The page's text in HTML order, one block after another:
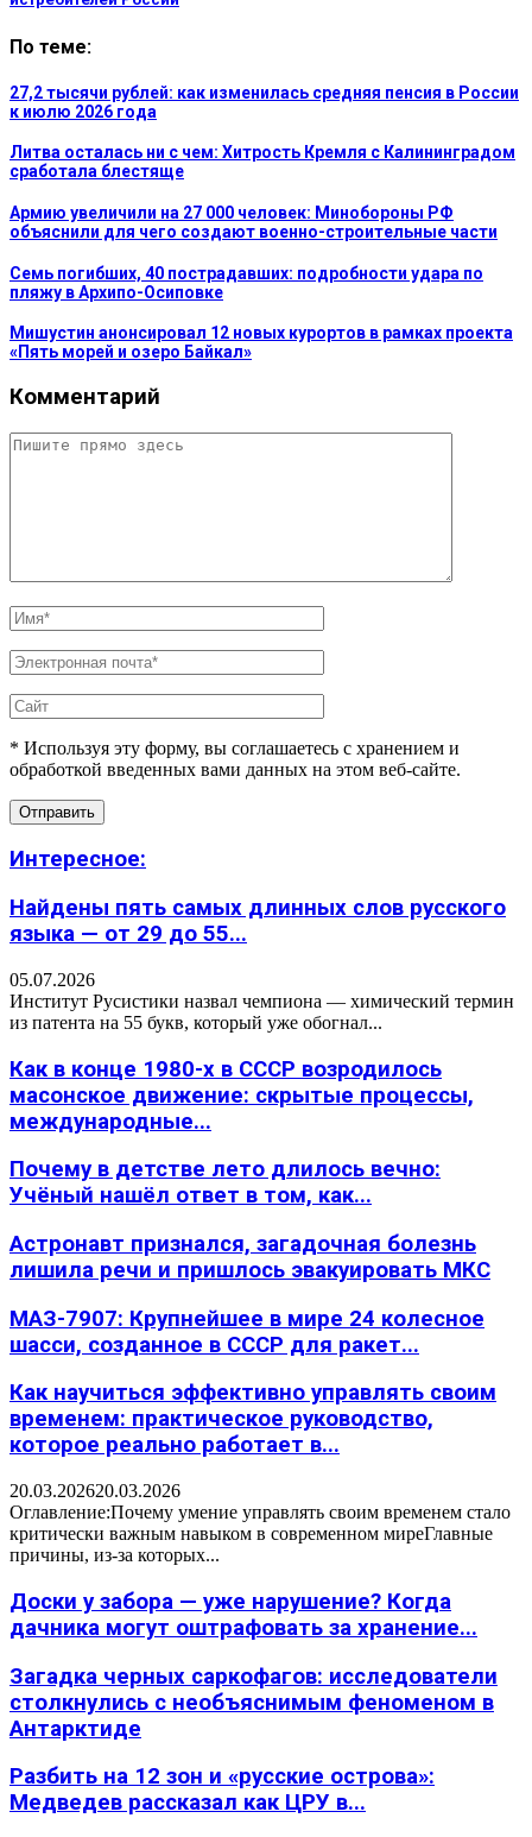
По теме:
27,2 тысячи рублей: как изменилась средняя пенсия в России
к июлю 2026 года
Литва осталась ни с чем: Хитрость Кремля с Калининградом
сработала блестяще
Армию увеличили на 27 000 человек: Минобороны РФ
объяснили для чего создают военно-строительные части
Семь погибших, 40 пострадавших: подробности удара по
пляжу в Архипо-Осиповке
Мишустин анонсировал 12 новых курортов в рамках проекта
«Пять морей и озеро Байкал»
Комментарий
* Используя эту форму, вы соглашаетесь с хранением и
обработкой введенных вами данных на этом веб-сайте.
Интересное:
Найдены пять самых длинных слов русского
языка — от 29 до 55...
05.07.2026
Институт Русистики назвал чемпиона — химический термин
из патента на 55 букв, который уже обогнал...
Как в конце 1980-х в СССР возродилось
масонское движение: скрытые процессы,
международные...
Почему в детстве лето длилось вечно:
Учёный нашёл ответ в том, как...
Астронавт признался, загадочная болезнь
лишила речи и пришлось эвакуировать МКС
МАЗ-7907: Крупнейшее в мире 24 колесное
шасси, созданное в СССР для ракет...
Как научиться эффективно управлять своим
временем: практическое руководство,
которое реально работает в...
20.03.202620.03.2026
Оглавление:Почему умение управлять своим временем стало
критически важным навыком в современном миреГлавные
причины, из-за которых...
Доски у забора — уже нарушение? Когда
дачника могут оштрафовать за хранение...
Загадка черных саркофагов: исследователи
столкнулись с необъяснимым феноменом в
Антарктиде
Разбить на 12 зон и «русские острова»:
Медведев рассказал как ЦРУ в...